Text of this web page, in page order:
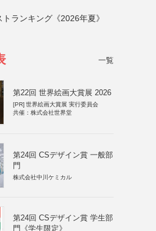
ランキング《2026年夏》
一覧
第22回 世界絵画大賞展 2026
[PR] 世界絵画大賞展 実行委員会
共催：株式会社世界堂
第24回 CSデザイン賞 一般部
門
株式会社中川ケミカル
第24回 CSデザイン賞 学生部
門《学生限定》